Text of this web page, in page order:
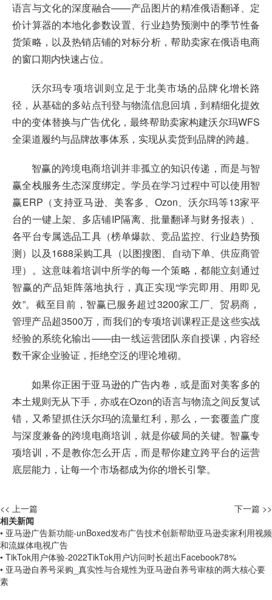
语言与文化的深度融合——产品图片的精准俄语翻译、定
价计算器的本地化参数设置、行业趋势预测中的季节性备
货策略，以及热销店铺的对标分析，帮助卖家在俄语电商
的窗口期内快速占位。
沃尔玛专项培训则立足于北美市场的品牌化增长路
径，从基础的多站点刊登与物流信息回填，到精细化提效
中的变体替换与广告优化，最终帮助卖家构建沃尔玛WFS
全渠道履约与品牌故事体系，实现从卖货到品牌的跨越。
智赢的跨境电商培训并非孤立的知识传递，而是与智
赢全栈服务生态深度绑定。学员在学习过程中可以使用智
赢ERP（支持亚马逊、美客多、Ozon、沃尔玛等13家平
台的一键上架、多店铺IP隔离、批量翻译与财务报表）、
各平台专属选品工具（榜单爆款、竞品监控、行业趋势预
测）以及1688采购工具（以图搜图、自动下单、供应商管
理）。这意味着培训中所学的每一个策略，都能立刻通过
智赢的产品矩阵落地执行，真正实现“学完即用、用即见
效”。截至目前，智赢已服务超过3200家工厂、贸易商，
管理产品超3500万，而我们的专项培训课程正是这些实战
经验的系统化输出——由一线运营团队亲自授课，内容经
数千家企业验证，拒绝空泛的理论堆砌。
如果你正困于亚马逊的广告内卷，或是面对美客多的
本土规则无从下手，亦或在Ozon的语言与物流之间反复试
错，又希望抓住沃尔玛的流量红利，那么，一套覆盖广度
与深度兼备的跨境电商培训，就是你破局的关键。智赢专
项培训，不是教你怎么开店，而是帮你建立跨平台的运营
底层能力，让每一个市场都成为你的增长引擎。
<< 上一篇
下一篇 >>
相关新闻
• 亚马逊广告新功能-unBoxed发布广告技术创新帮助亚马逊卖家利用视频
和流媒体电视广告
• TikTok用户体验-2022TikTok用户访问时长超出Facebook78%
• 亚马逊自养号采购_真实性与合规性为亚马逊自养号审核的两大核心要
素